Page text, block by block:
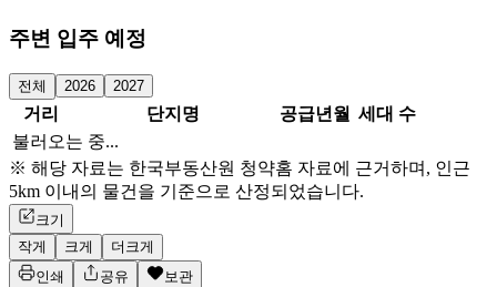
주변 입주 예정
전체 2026 2027
거리 단지명 공급년월 세대 수
불러오는 중...
※ 해당 자료는 한국부동산원 청약홈 자료에 근거하며, 인근
5km 이내의 물건을 기준으로 산정되었습니다.
크기
작게
크게
더크게
인쇄
공유 보관